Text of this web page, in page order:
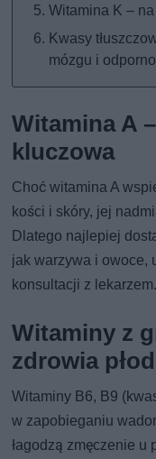
Witamina K –
Kwasy
mózgu i
Witamina A
kluczowa
Choć witamina A
kości i skóry, jej
Dlatego najlepiej
jak warzywa i owoce,
konsultacji z lekarzem.
Witaminy z
zdrowia
Witaminy B6, B9
w zapobieganiu
łagodzą zmęczenie u